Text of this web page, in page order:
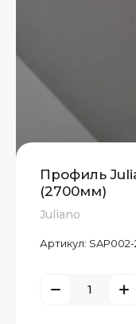
Профиль
(2700мм)
Juliano
Артикул: